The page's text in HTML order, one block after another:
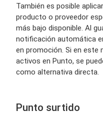
También es posible
producto o proveedor
más bajo disponible. Al
notificación automática
en promoción. Si en este
activos en Punto, se
como alternativa directa.
Punto surtido